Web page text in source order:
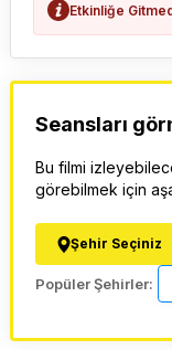
Etkinliğe
Seansları
Bu filmi
görebilmek için
Şehir Seçiniz
Popüler Şehirler: